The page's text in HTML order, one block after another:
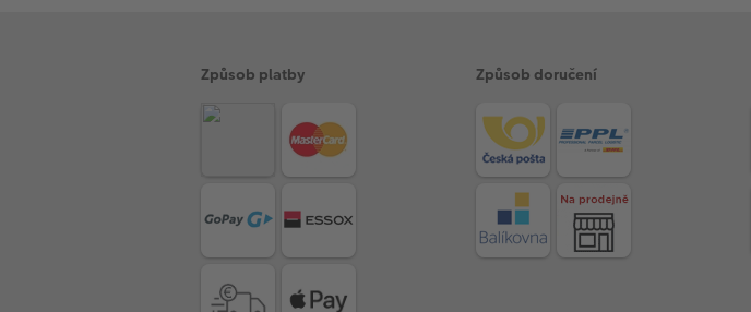
Způsob platby Způsob doručení